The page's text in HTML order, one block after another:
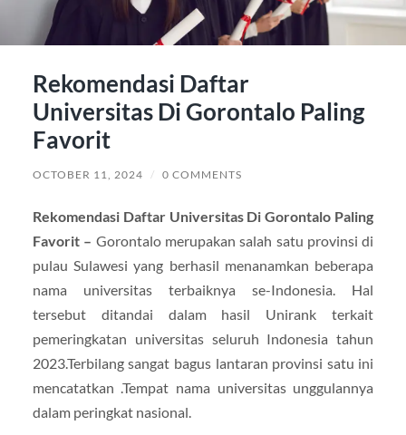
Rekomendasi Daftar
Universitas Di Gorontalo Paling
Favorit
OCTOBER 11, 2024 / 0 COMMENTS
Rekomendasi Daftar Universitas Di Gorontalo Paling
Favorit – Gorontalo merupakan salah satu provinsi di
pulau Sulawesi yang berhasil menanamkan beberapa
nama universitas terbaiknya se-Indonesia. Hal
tersebut ditandai dalam hasil Unirank terkait
pemeringkatan universitas seluruh Indonesia tahun
2023.Terbilang sangat bagus lantaran provinsi satu ini
mencatatkan .Tempat nama universitas unggulannya
dalam peringkat nasional.